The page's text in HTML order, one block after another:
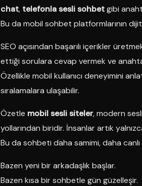
chat, telefonla sesli sohbetgibi
Bu da mobil sohbet platformlarının
SEO açısından başarılı içerikler
ettiği sorulara cevap vermek ve
Özellikle mobil kullanıcı deneyimini
sıralamalara ulaşabilir.
Özetle mobil sesli siteler, modern
yollarından biridir. İnsanlar artık
Bu da sohbeti daha samimi, daha
Bazen yeni bir arkadaşlık başlar.
Bazen kısa bir sohbetle gün güzelleşir.